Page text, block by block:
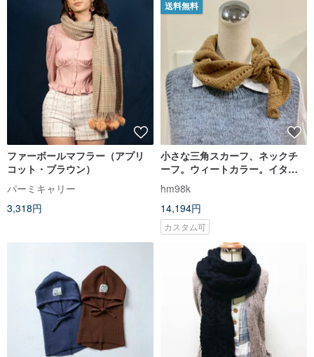
ファーボールマフラー（アプリ
コット・ブラウン）
パーミキャリー
3,318円
送料無料
小さな三角スカーフ、ネックチ
ーフ。ウィートカラー。イタリ
アブランド カシミヤ100%毛糸
hm98k
14,194円
カスタム可